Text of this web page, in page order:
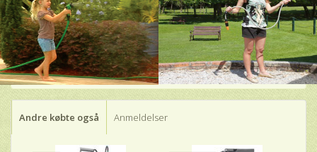
Andre købte også Anmeldelser